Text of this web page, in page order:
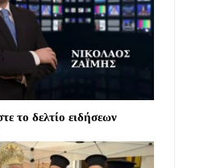
το δελτίο ειδήσεων